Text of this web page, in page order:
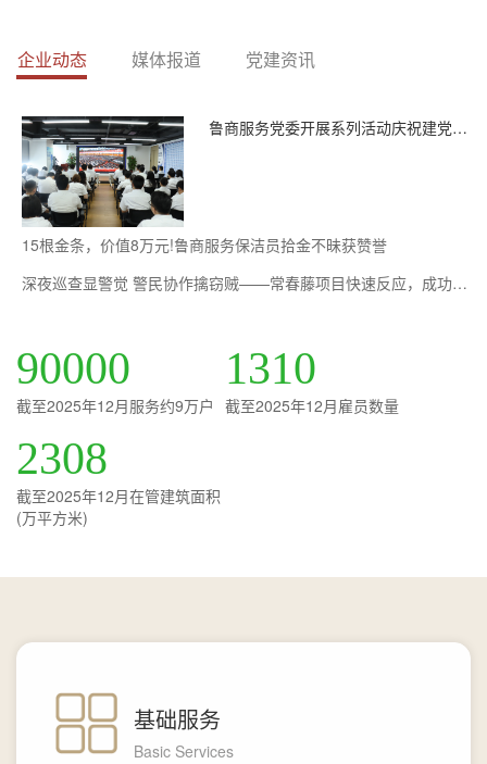
企业动态 媒体报道 党建资讯
鲁商服务党委开展系列活动庆祝建党105周年
15根金条，价值8万元!鲁商服务保洁员拾金不昧获赞誉
深夜巡查显警觉 警民协作擒窃贼——常春藤项目快速反应，成功抓获四名盗窃嫌...
90000
截至2025年12月服务约9万户
1310
截至2025年12月雇员数量
2308
截至2025年12月在管建筑面积
(万平方米)
基础服务
Basic Services